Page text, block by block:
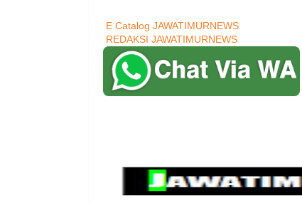
E Catalog JAWATIMURNEWS
REDAKSI JAWATIMURNEWS